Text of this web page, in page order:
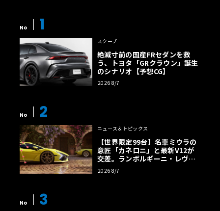
No 1
スクープ
絶滅寸前の国産FRセダンを救
う、トヨタ「GRクラウン」誕生
のシナリオ【予想CG】
2026 8/7
No 2
ニュース＆トピックス
【世界限定99台】名車ミウラの
意匠「カネロニ」と最新V12が
交差。ランボルギーニ・レヴエ
ルトに60周年記念車が登場
2026 8/7
No 3